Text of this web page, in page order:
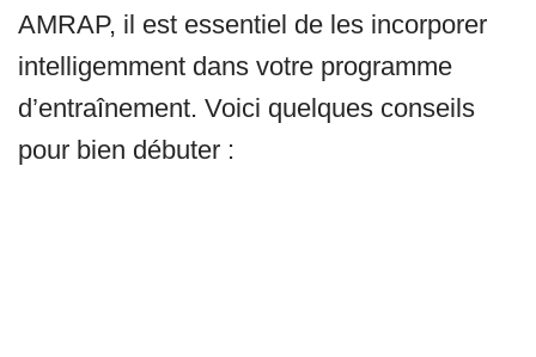
AMRAP, il est essentiel de les incorporer
intelligemment dans votre programme
d’entraînement. Voici quelques conseils
pour bien débuter :